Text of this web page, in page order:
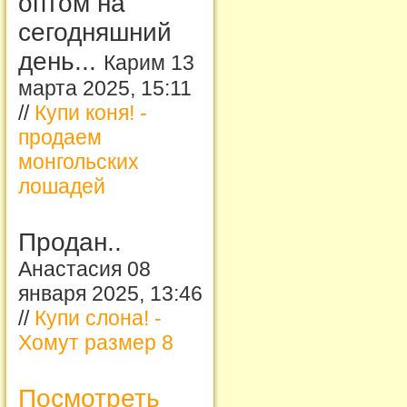
сегодняшний
день... Карим 13
марта 2025, 15:11
// Купи коня! -
продаем
монгольских
лошадей
Продан..
Анастасия 08
января 2025, 13:46
// Купи слона! -
Хомут размер 8
Посмотреть